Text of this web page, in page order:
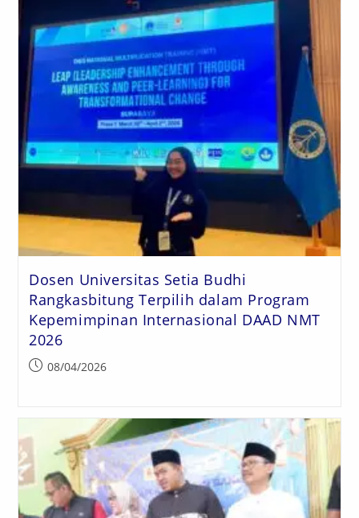
Dosen Universitas Setia Budhi
Rangkasbitung Terpilih dalam Program
Kepemimpinan Internasional DAAD NMT
2026
08/04/2026